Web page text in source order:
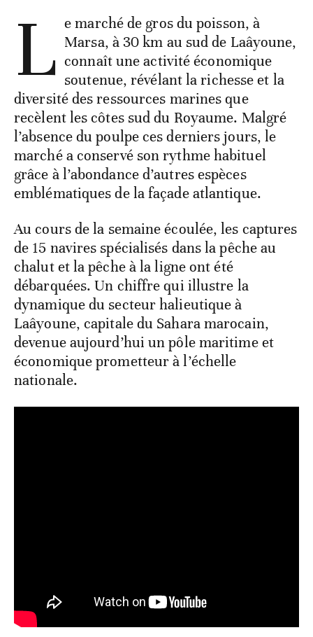
L e marché de gros du poisson, à
Marsa, à 30 km au sud de Laâyoune,
connaît une activité économique
soutenue, révélant la richesse et la
diversité des ressources marines que
recèlent les côtes sud du Royaume. Malgré
l’absence du poulpe ces derniers jours, le
marché a conservé son rythme habituel
grâce à l’abondance d’autres espèces
emblématiques de la façade atlantique.
Au cours de la semaine écoulée, les captures
de 15 navires spécialisés dans la pêche au
chalut et la pêche à la ligne ont été
débarquées. Un chiffre qui illustre la
dynamique du secteur halieutique à
Laâyoune, capitale du Sahara marocain,
devenue aujourd’hui un pôle maritime et
économique prometteur à l’échelle
nationale.